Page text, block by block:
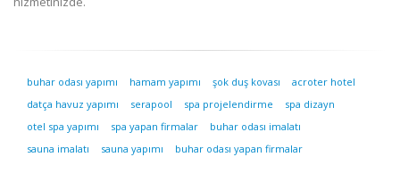
buhar odası yapımı hamam yapımı şok duş kovası
acroter hotel
datça havuz yapımı
serapool spa projelendirme
spa dizayn
otel spa yapımı
spa yapan firmalar
buhar odası imalatı
sauna imalatı
sauna yapımı buhar odası yapan firmalar